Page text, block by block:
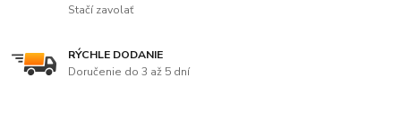
Stačí zavolať
RÝCHLE DODANIE
Doručenie do 3 až 5 dní